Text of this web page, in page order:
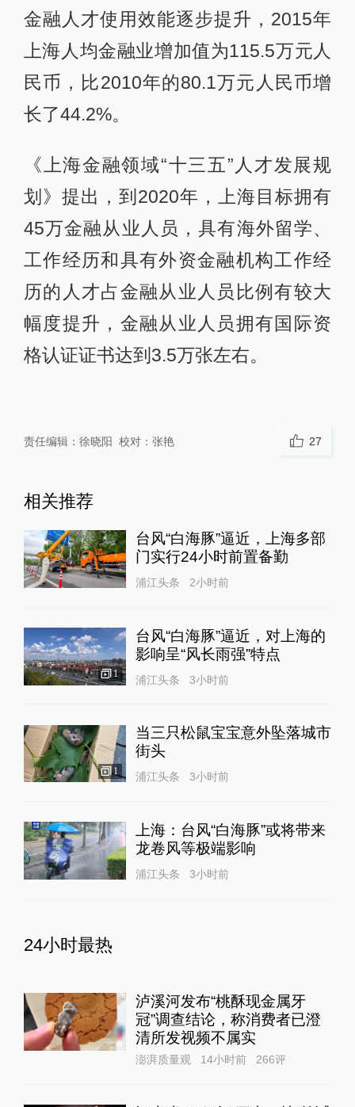
金融人才使用效能逐步提升，2015年
上海人均金融业增加值为115.5万元人
民币，比2010年的80.1万元人民币增
长了44.2%。
《上海金融领域“十三五”人才发展规
划》提出，到2020年，上海目标拥有
45万金融从业人员，具有海外留学、
工作经历和具有外资金融机构工作经
历的人才占金融从业人员比例有较大
幅度提升，金融从业人员拥有国际资
格认证证书达到3.5万张左右。
责任编辑： 徐晓阳 校对： 张艳 27
相关推荐
台风“白海豚”逼近，上海多部
门实行24小时前置备勤
浦江头条 2小时前
1
台风“白海豚”逼近，对上海的
影响呈“风长雨强”特点
浦江头条 3小时前
1
当三只松鼠宝宝意外坠落城市
街头
浦江头条 3小时前
上海：台风“白海豚”或将带来
龙卷风等极端影响
浦江头条 3小时前
24小时最热
泸溪河发布“桃酥现金属牙
冠”调查结论，称消费者已澄
清所发视频不属实
澎湃质量观 14小时前 266评